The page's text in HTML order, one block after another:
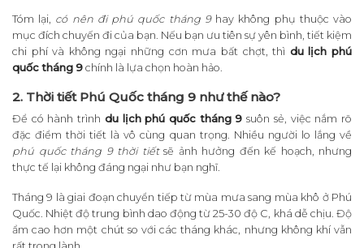
Tóm lại, có nên đi phú quốc tháng 9hay không phụ thuộc vào
mục đích chuyến đi của bạn. Nếu bạn ưu tiên sự yên bình, tiết kiệm
chi phí và không ngại những cơn mưa bất chợt, thì du lịch phú
quốc tháng 9 chính là lựa chọn hoàn hảo.
2. Thời tiết Phú Quốc tháng 9 như thế nào?
Để có hành trình du lịch phú quốc tháng 9 suôn sẻ, việc nắm rõ
đặc điểm thời tiết là vô cùng quan trọng. Nhiều người lo lắng về
phú quốc tháng 9 thời tiếtsẽ ảnh hưởng đến kế hoạch, nhưng
thực tế lại không đáng ngại như bạn nghĩ.
Tháng 9 là giai đoạn chuyển tiếp từ mùa mưa sang mùa khô ở Phú
Quốc. Nhiệt độ trung bình dao động từ 25-30 độ C, khá dễ chịu. Độ
ẩm cao hơn một chút so với các tháng khác, nhưng không khí vẫn